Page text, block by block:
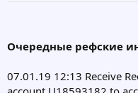
Очередные рефские
07.01.19 12:13 Receive